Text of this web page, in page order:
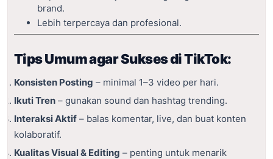
brand.
Lebih terpercaya dan profesional.
Tips Umum agar Sukses di TikTok:
Konsisten Posting – minimal 1–3 video per hari.
Ikuti Tren – gunakan sound dan hashtag trending.
Interaksi Aktif – balas komentar, live, dan buat konten
kolaboratif.
Kualitas Visual & Editing – penting untuk menarik